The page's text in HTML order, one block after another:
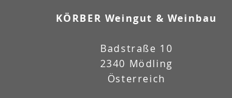
KÖRBER Weingut & Weinbau
Badstraße 10
2340 Mödling
Österreich